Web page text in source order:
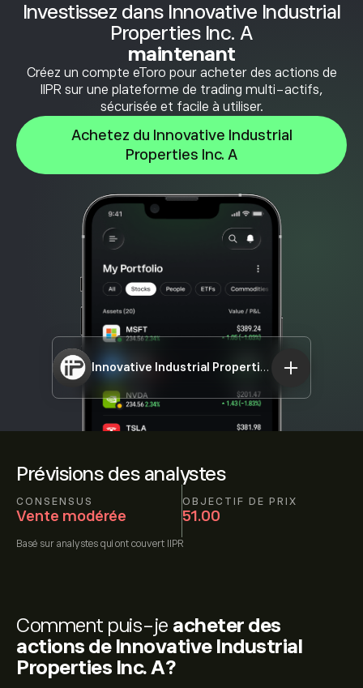
Prévisions des analystes
CONSENSUS
Vente modérée
OBJECTIF DE PRIX
51.00
Basé sur analystes qui ont couvert IIPR
Investissez dans Innovative Industrial
Properties Inc. A
maintenant
Créez un compte eToro pour acheter des actions de
IIPR sur une plateforme de trading multi-actifs,
sécurisée et facile à utiliser.
Achetez du Innovative Industrial
Properties Inc. A
Innovative Industrial Properties Inc. A
Comment puis-je acheter des
actions de Innovative Industrial
Properties Inc. A?